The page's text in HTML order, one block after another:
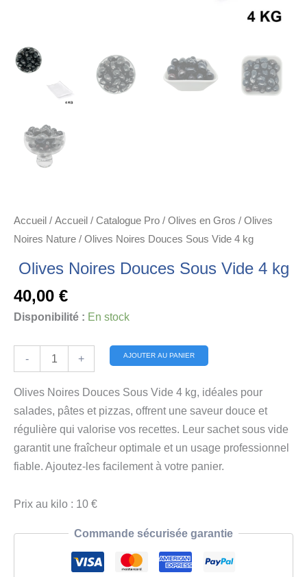
Accueil / Accueil / Catalogue Pro / Olives en Gros / Olives
Noires Nature / Olives Noires Douces Sous Vide 4 kg
Olives Noires Douces Sous Vide 4 kg
40,00 €
Disponibilité : En stock
-
de
Olives
Noires
Douces
Sous
Vide
kg
+ AJOUTER AU PANIER
Olives Noires Douces Sous Vide 4 kg, idéales pour
salades, pâtes et pizzas, offrent une saveur douce et
régulière qui valorise vos recettes. Leur sachet sous vide
garantit une fraîcheur optimale et un usage professionnel
fiable. Ajoutez-les facilement à votre panier.
Prix au kilo : 10 €
Commande sécurisée garantie